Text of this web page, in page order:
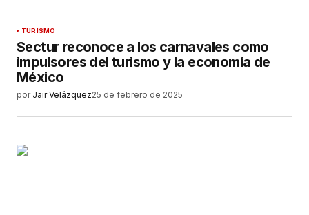
TURISMO
Sectur reconoce a los carnavales como
impulsores del turismo y la economía de
México
por Jair Velázquez25 de febrero de 2025